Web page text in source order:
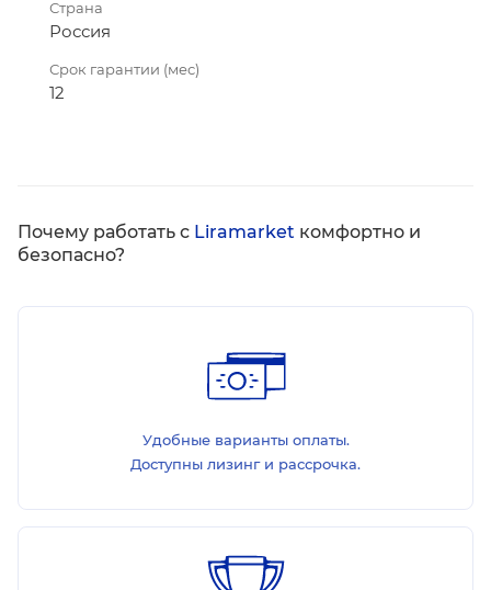
Страна
Россия
Срок гарантии (мес)
12
Почему работать с Liramarket комфортно и
безопасно?
Удобные варианты оплаты.
Доступны лизинг и рассрочка.